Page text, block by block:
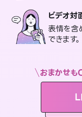
ビデオ対
表情を含
できます。
おまかせも